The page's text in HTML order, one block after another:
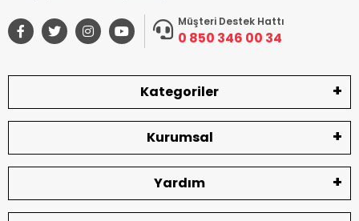
Müşteri Destek Hattı
0 850 346 00 34
Kategoriler
Kurumsal
Yardım